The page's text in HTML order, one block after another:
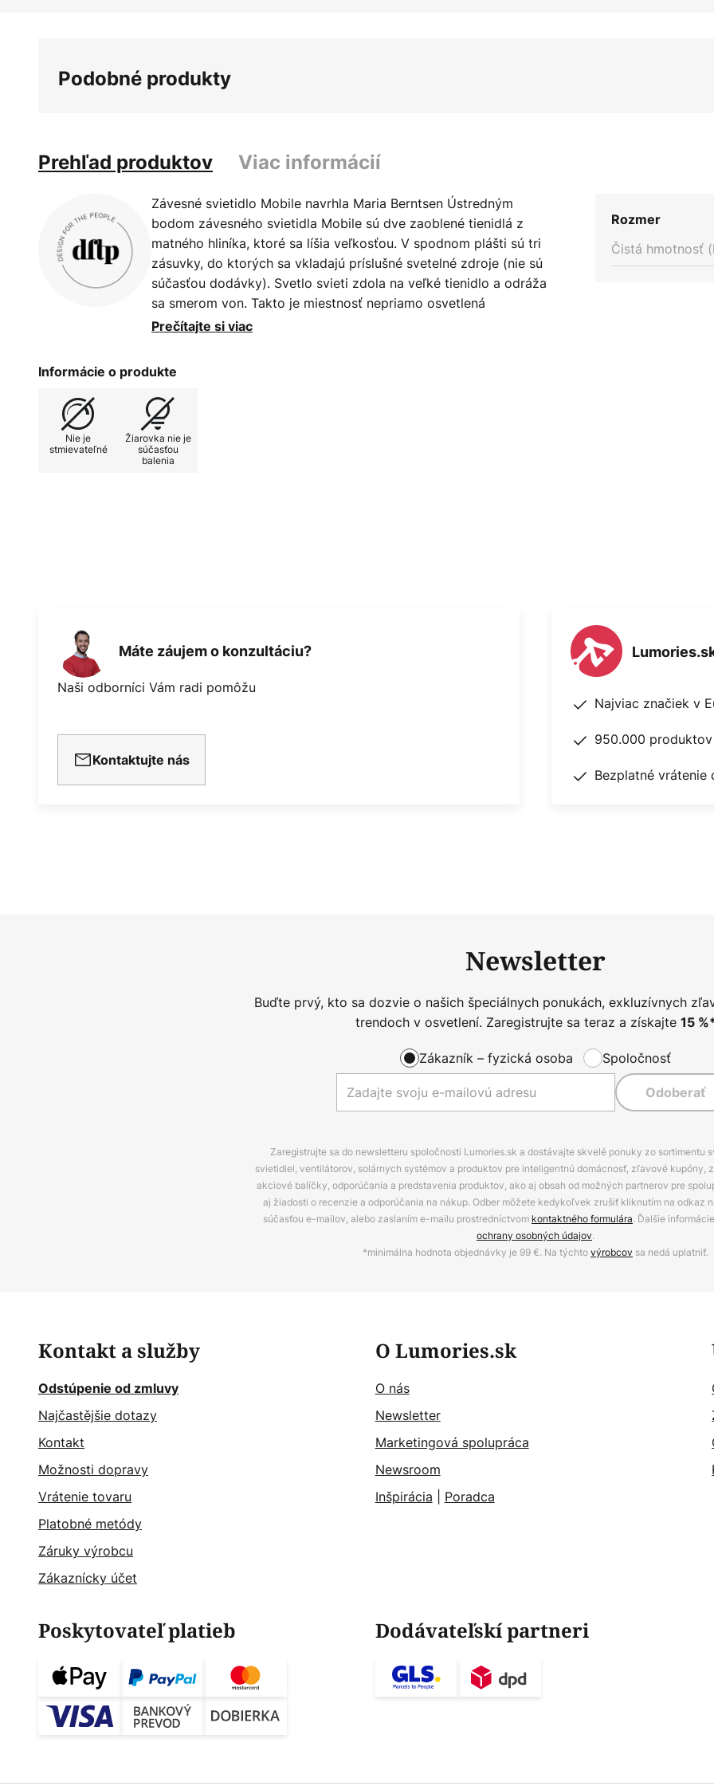
Podobné produkty
Prehľad produktov Viac informácií
Závesné svietidlo Mobile navrhla Maria Berntsen Ústredným
bodom závesného svietidla Mobile sú dve zaoblené tienidlá z
matného hliníka, ktoré sa líšia veľkosťou. V spodnom plášti sú tri
zásuvky, do ktorých sa vkladajú príslušné svetelné zdroje (nie sú
súčasťou dodávky). Svetlo svieti zdola na veľké tienidlo a odráža
sa smerom von. Takto je miestnosť nepriamo osvetlená
neoslňujúcim svetlom. Výšku hornej misy možno nastaviť
svetelného zdroja vytvorí ešte priestrannejšie osvetlenie, ktoré je
ideálne na použitie nad jedálenským stolom alebo na všeobecné
osvetlenie.
Prečítajte si viac
Informácie o produkte
Nie je
stmievateľné
Žiarovka nie je
súčasťou
balenia
Rozmer
Čistá hmotnosť
Máte záujem o konzultáciu?
Naši odborníci Vám radi pomôžu
Kontaktujte nás
Najviac značiek v
950.000
Bezplatné vrátenie
Newsletter
Buďte prvý, kto sa dozvie o našich špeciálnych ponukách, exkluzívnych
trendoch v osvetlení. Zaregistrujte sa teraz a získajte 15
Zákazník – fyzická osoba Spoločnosť
Odoberať
Zaregistrujte sa do newsletteru spoločnosti Lumories.sk a dostávajte skvelé ponuky zo sortimentu
svietidiel, ventilátorov, solárnych systémov a produktov pre inteligentnú domácnosť, zľavové kupóny,
akciové balíčky, odporúčania a predstavenia produktov, ako aj obsah od možných partnerov pre
aj žiadosti o recenzie a odporúčania na nákup. Odber môžete kedykoľvek zrušiť kliknutím na odkaz
súčasťou e-mailov, alebo zaslaním e-mailu prostredníctvom kontaktného formulára. Ďalšie
ochrany osobných údajov.
*minimálna hodnota objednávky je 99 €. Na týchtovýrobcov sa nedá uplatniť.
Kontakt a služby
Odstúpenie od zmluvy
Najčastějšie dotazy
Kontakt
Možnosti dopravy
Vrátenie tovaru
Platobné metódy
Záruky výrobcu
Zákaznícky účet
O Lumories.sk
O nás
Newsletter
Marketingová spolupráca
Newsroom
Inšpirácia
Poradca
Poskytovateľ platieb Dodávateľskí partneri